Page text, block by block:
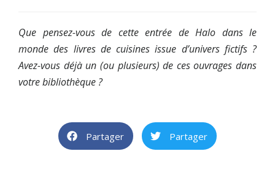
Que pensez-vous de cette entrée de Halo dans le
monde des livres de cuisines issue d’univers fictifs ?
Avez-vous déjà un (ou plusieurs) de ces ouvrages dans
votre bibliothèque ?
Partager Partager